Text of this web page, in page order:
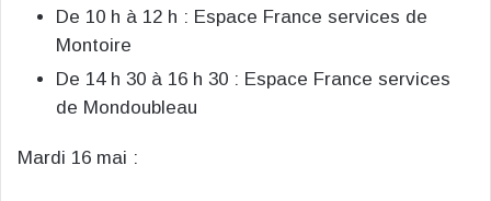
De 10 h à 12 h : Espace France services de
Montoire
De 14 h 30 à 16 h 30 : Espace France services
de Mondoubleau
Mardi 16 mai :